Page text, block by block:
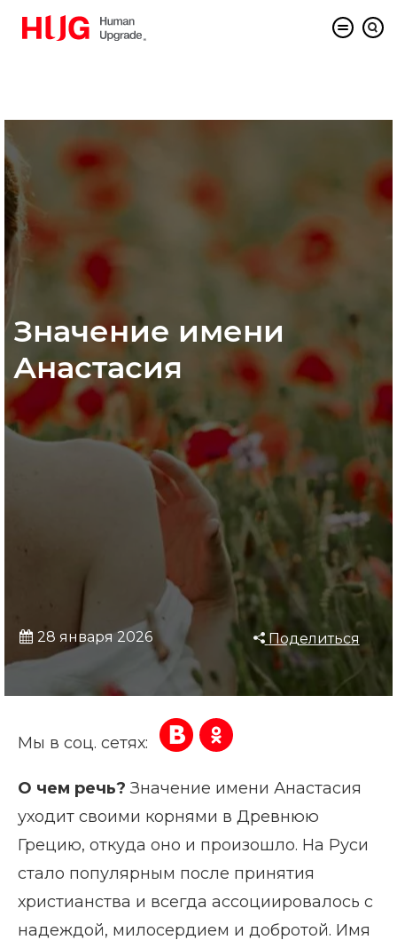
Значение имени
Анастасия
28 января 2026 Поделиться
Мы в соц. сетях:
О чем речь? Значение имени Анастасия
уходит своими корнями в Древнюю
Грецию, откуда оно и произошло. На Руси
стало популярным после принятия
христианства и всегда ассоциировалось с
надеждой, милосердием и добротой. Имя